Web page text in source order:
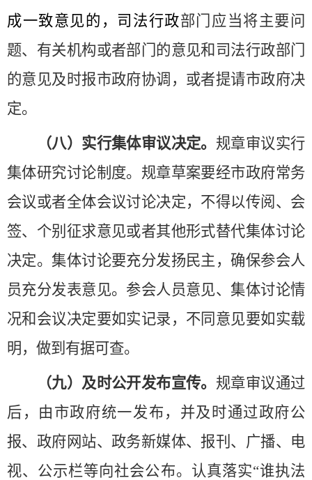
成一致意见的，司法行政部门应当将主要问
题、有关机构或者部门的意见和司法行政部门
的意见及时报市政府协调，或者提请市政府决
定。
（八）实行集体审议决定。 规章审议实行
集体研究讨论制度。规章草案要经市政府常务
会议或者全体会议讨论决定，不得以传阅、会
签、个别征求意见或者其他形式替代集体讨论
决定。集体讨论要充分发扬民主，确保参会人
员充分发表意见。参会人员意见、集体讨论情
况和会议决定要如实记录，不同意见要如实载
明，做到有据可查。
（九）及时公开发布宣传。 规章审议通过
后，由市政府统一发布，并及时通过政府公
报、政府网站、政务新媒体、报刊、广播、电
视、公示栏等向社会公布。认真落实“谁执法